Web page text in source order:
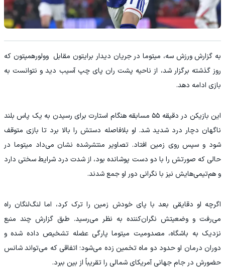
به گزارش ورزش سه، میتوما در جریان دیدار برایتون مقابل وولورهمپتون که
روز گذشته برگزار شد، از ناحیه پشت ران پای چپ آسیب دید و نتوانست به
بازی ادامه دهد.
این بازیکن در دقیقه ۵۵ مسابقه هنگام استارت برای رسیدن به یک پاس بلند
ناگهان دچار درد شدید شد. او بلافاصله دستش را بالا برد تا بازی متوقف
شود و سپس روی زمین افتاد. تصاویر منتشرشده نشان می‌داد میتوما در
حالی که صورتش را با دو دست پوشانده بود، از شدت درد شرایط سختی دارد
و هم‌تیمی‌هایش نیز با نگرانی دور او جمع شدند.
اگرچه او دقایقی بعد با پای خودش زمین را ترک کرد، اما لنگ‌لنگان راه
می‌رفت و وضعیتش نگران‌کننده به نظر می‌رسید. طبق گزارش چند منبع
نزدیک به باشگاه، مصدومیت میتوما پارگی عضله تشخیص داده شده و
دوران درمان او حدود دو ماه تخمین زده می‌شود؛ اتفاقی که می‌تواند شانس
حضورش در جام جهانی آمریکای شمالی را تقریباً از بین ببرد.